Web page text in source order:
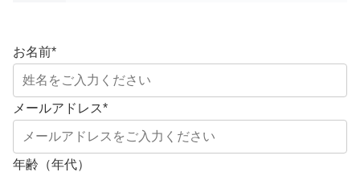
お名前*
メールアドレス*
年齢（年代）